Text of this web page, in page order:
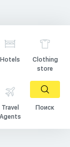
Hotels
Clothing
store
Travel
Agents
Поиск